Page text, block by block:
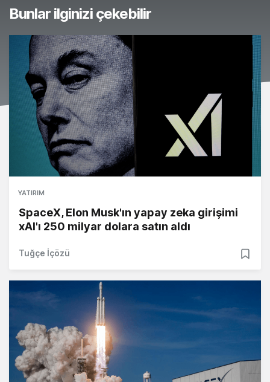
Bunlar ilginizi çekebilir
YATIRIM
SpaceX, Elon Musk'ın yapay zeka girişimi
xAI'ı 250 milyar dolara satın aldı
Tuğçe İçözü